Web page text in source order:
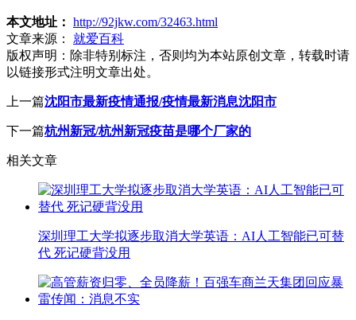
本文地址： http://92jkw.com/32463.html
文章来源：
就爱百科
版权声明： 除非特别标注，否则均为本站原创文章，转载时请
以链接形式注明文章出处。
上一篇沈阳市最新疫情通报/疫情最新消息沈阳市
下一篇杭州新冠/杭州新冠疫苗是哪个厂家的
相关文章
深圳理工大学拟逐步取消大学英语：AI人工智能已可替
代 死记硬背没用